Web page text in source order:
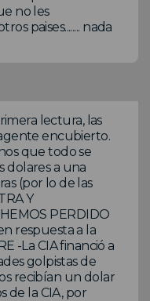
no les
paises........ nada
lectura, las
encubierto.
que todo se
dolares a una
(por lo de las
Y
PERDIDO
respuesta a la
-La CIA financió a
golpistas de
recibían un dolar
de la CIA, por